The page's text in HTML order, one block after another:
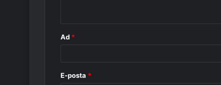
Ad *
E-posta *